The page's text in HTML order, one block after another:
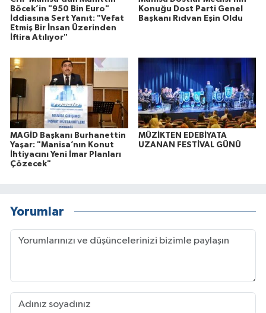
Böcek’in "950 Bin Euro"
İddiasına Sert Yanıt: "Vefat
Etmiş Bir İnsan Üzerinden
İftira Atılıyor"
Konuğu Dost Parti Genel
Başkanı Rıdvan Eşin Oldu
MAGİD Başkanı Burhanettin
Yaşar: "Manisa’nın Konut
İhtiyacını Yeni İmar Planları
Çözecek"
MÜZİKTEN EDEBİYATA
UZANAN FESTİVAL GÜNÜ
Yorumlar